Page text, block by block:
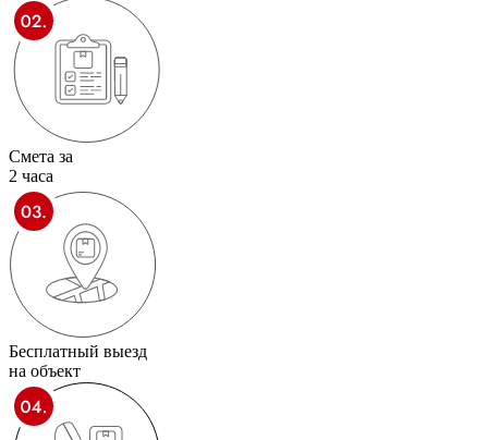
Смета за
2 часа
Бесплатный выезд
на объект